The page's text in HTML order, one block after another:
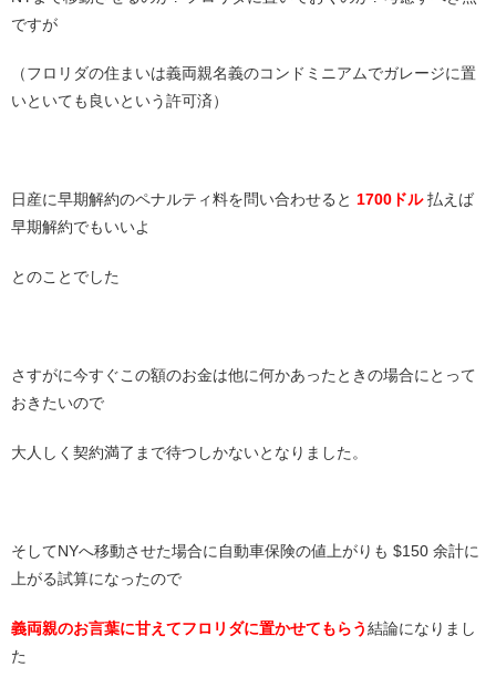
ですが
（フロリダの住まいは義両親名義のコンドミニアムでガレージに置
いといても良いという許可済）
日産に早期解約のペナルティ料を問い合わせると 1700ドル払えば
早期解約でもいいよ
とのことでした
さすがに今すぐこの額のお金は他に何かあったときの場合にとって
おきたいので
大人しく契約満了まで待つしかないとなりました。
そしてNYへ移動させた場合に自動車保険の値上がりも $150 余計に
上がる試算になったので
義両親のお言葉に甘えてフロリダに置かせてもらう結論になりまし
た